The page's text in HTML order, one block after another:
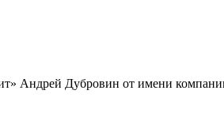
Андрей Дубровин от имени